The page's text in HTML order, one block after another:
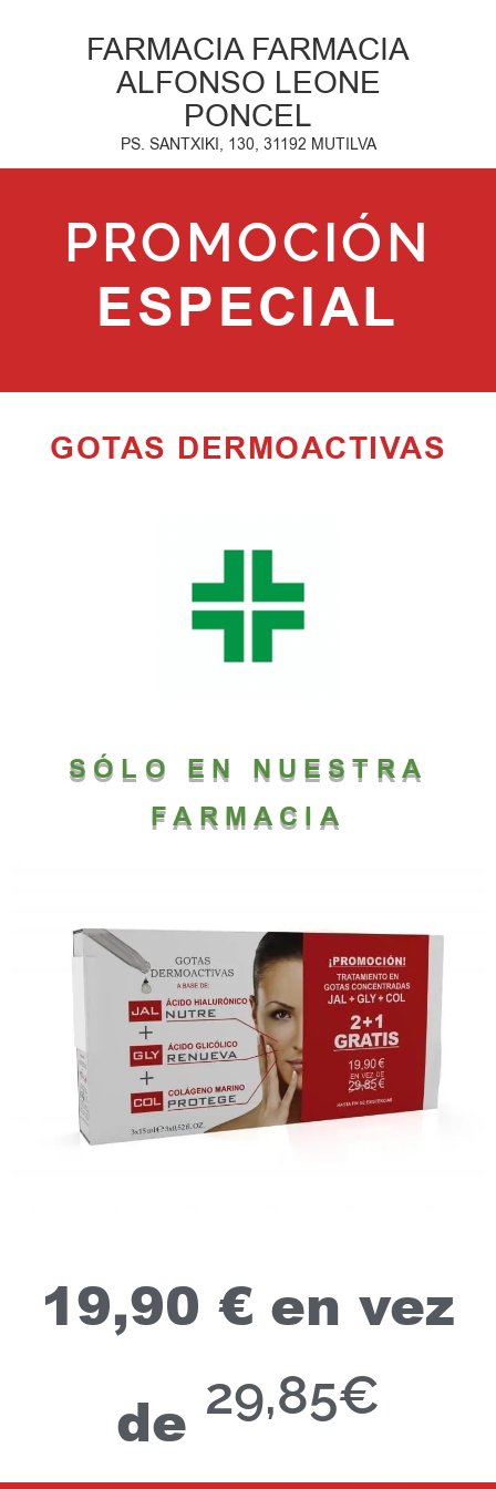
FARMACIA FARMACIA
ALFONSO LEONE
PONCEL
PS. SANTXIKI, 130, 31192 MUTILVA
PROMOCIÓN
ESPECIAL
GOTAS DERMOACTIVAS
SÓLO EN NUESTRA
FARMACIA
19,90 € en vez
de 29,85€